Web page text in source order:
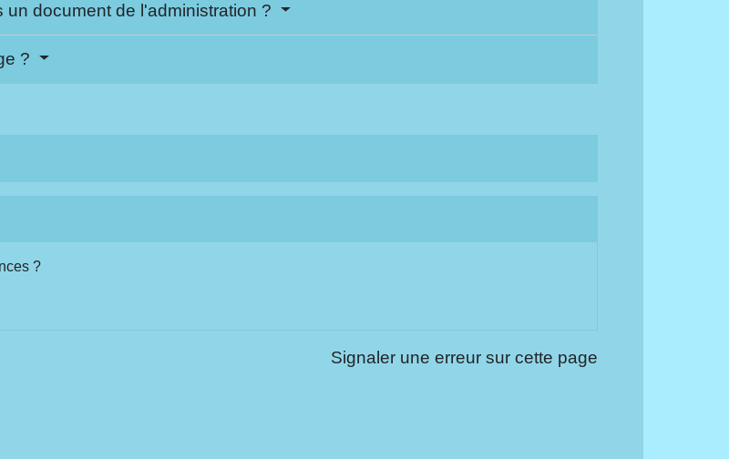
document de l'administration ?
?
?
Signaler une erreur sur cette page